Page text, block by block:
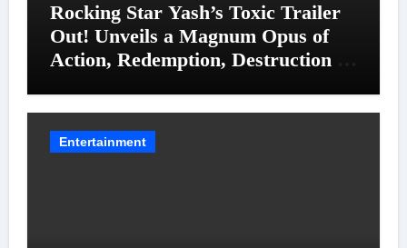
Rocking Star Yash’s Toxic Trailer
Out! Unveils a Magnum Opus of
Action, Redemption, Destruction &
Entertainment